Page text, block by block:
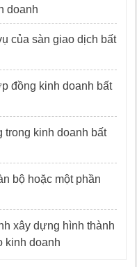
doanh
của sàn giao dịch bất
đồng kinh doanh bất
trong kinh doanh bất
bộ hoặc một phần
xây dựng hình thành
kinh doanh